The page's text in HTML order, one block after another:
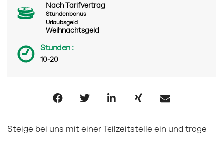
Nach Tarifvertrag
Stundenbonus
Urlaubsgeld
Weihnachtsgeld
Stunden :
10-20
Steige bei uns mit einer Teilzeitstelle ein und trage